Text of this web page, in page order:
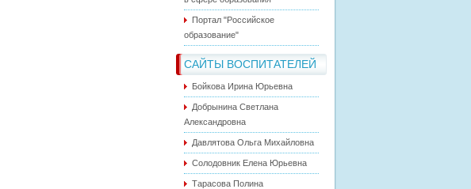
Портал "Российское
образование"
САЙТЫ ВОСПИТАТЕЛЕЙ
Бойкова Ирина Юрьевна
Добрынина Светлана
Александровна
Давлятова Ольга Михайловна
Солодовник Елена Юрьевна
Тарасова Полина